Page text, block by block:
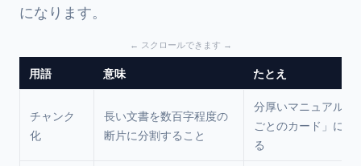
になります。
用語 意味 たとえ
チャンク
化
長い文書を数百字程度の
断片に分割すること
分厚いマニュアルを
ごとのカード」に切
る